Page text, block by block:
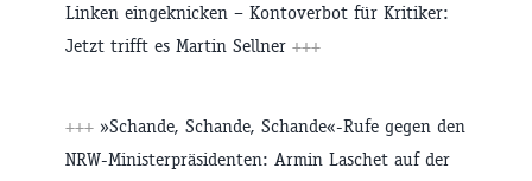
Linken eingeknicken – Kontoverbot für Kritiker:
Jetzt trifft es Martin Sellner +++
+++ »Schande, Schande, Schande«-Rufe gegen den
NRW-Ministerpräsidenten: Armin Laschet auf der